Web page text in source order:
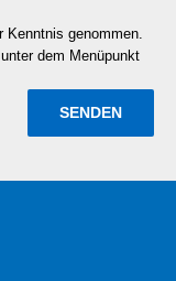
Kenntnis genommen.
dem Menüpunkt